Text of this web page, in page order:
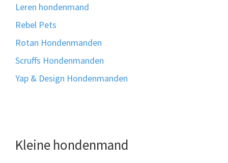
Leren hondenmand
Rebel Pets
Rotan Hondenmanden
Scruffs Hondenmanden
Yap & Design Hondenmanden
Kleine hondenmand